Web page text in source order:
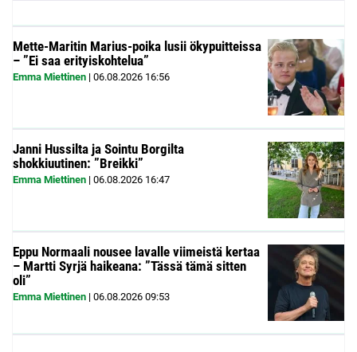
Mette-Maritin Marius-poika lusii ökypuitteissa
– ”Ei saa erityiskohtelua”
Emma Miettinen | 06.08.2026 16:56
Janni Hussilta ja Sointu Borgilta
shokkiuutinen: ”Breikki”
Emma Miettinen | 06.08.2026 16:47
Eppu Normaali nousee lavalle viimeistä kertaa
– Martti Syrjä haikeana: ”Tässä tämä sitten
oli”
Emma Miettinen | 06.08.2026 09:53